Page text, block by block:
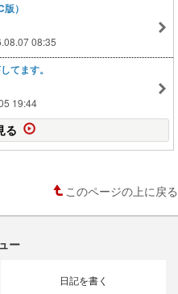
）
08:35
てます。
19:44
る
このページの上に戻る
ー
日記を書く